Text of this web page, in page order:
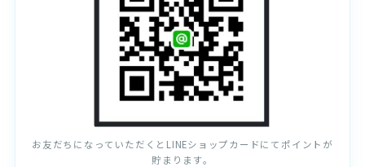
お友だちになっていただくとLINEショップカードにてポイントが
貯まります。